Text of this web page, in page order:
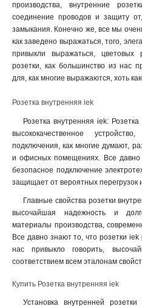
производства, внутренние
соединение проводов и защиту
замыкания. Конечно же, все мы
как заведено выражаться, того,
привыкли выражаться,
розетки, как большинство из нас
для, как многие выражаются, хоть
Розетка внутренняя iek
Розетка внутренняя iek:
высококачественное
подключения, как многие думают,
и офисных помещениях. Все давно
безопасное подключение
защищает от вероятных перегрузок
Главные свойства розетки
высочайшая надежность и
материалы производства,
Все давно знают то, что розетки
нас привыкло говорить,
соответствием всем эталонам
Купить Розетка внутренняя iek
Установка внутренней